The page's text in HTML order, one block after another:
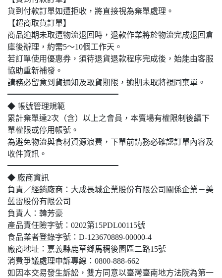
貨到付款訂單如遭拒收，將直接視為棄單處理。
【超商取貨訂單】
商品逾期未取遭物流退回時，退款作業將於物流完成退回倉
庫後辦理，約需5～10個工作天。
若訂單使用優惠券，須待退貨退款程序完成後，始能由客服
協助重新補發。
請務必留意到貨通知及取貨期限，逾期未取將視同棄單。
━━━━━━━━━━━━━━
◆ 帳號管理規範
累計棄單達2次（含）以上之會員，本賣場有權限制後續下
單權限或停用帳號。
為避免物流與食材資源浪費，下單前請務必確認訂單內容及
收件資訊。
━━━━━━━━━━━━━━
◆ 廠商資訊
負責／經銷廠商：大成長城企業股份有限公司關係企業－美
藍雷股份有限公司
負責人：韓芳豪
產品責任險字號：0202第15PDL00115號
食品業者登錄字號：D-123670889-00000-4
廠商地址：嘉義縣鹿草鄉馬稠後園區二路15號
消費爭議處理申訴專線：0800-888-662
如因本交易發生訴訟，雙方同意以臺灣臺南地方法院為第一